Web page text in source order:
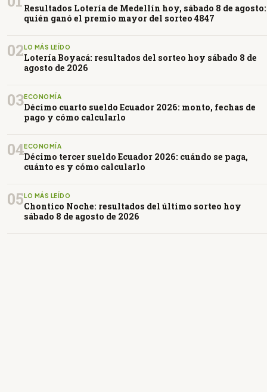
Resultados Lotería de Medellín hoy, sábado 8 de agosto:
quién ganó el premio mayor del sorteo 4847
02LO MÁS LEÍDO
Lotería Boyacá: resultados del sorteo hoy sábado 8 de
agosto de 2026
03ECONOMÍA
Décimo cuarto sueldo Ecuador 2026: monto, fechas de
pago y cómo calcularlo
04ECONOMÍA
Décimo tercer sueldo Ecuador 2026: cuándo se paga,
cuánto es y cómo calcularlo
05LO MÁS LEÍDO
Chontico Noche: resultados del último sorteo hoy
sábado 8 de agosto de 2026